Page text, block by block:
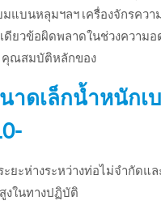
แบนหลุมฯลฯ เครื่องจักรคว
เดียวข้อผิดพลาดในช่วงคว
คุณสมบัติหลักของ
าดเล็กน้ำหนักเ
ยะห่างระหว่างท่อไม่จำกัด
งในทางปฏิบัติ